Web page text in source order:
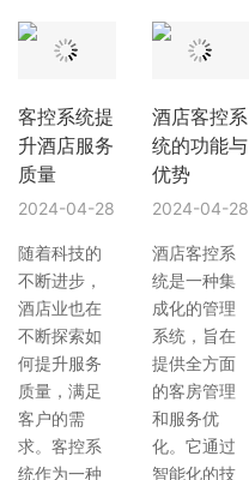
客控系统提
升酒店服务
质量
2024-04-28
随着科技的
不断进步，
酒店业也在
不断探索如
何提升服务
质量，满足
客户的需
求。客控系
统作为一种
酒店客控系
统的功能与
优势
2024-04-28
酒店客控系
统是一种集
成化的管理
系统，旨在
提供全方面
的客房管理
和服务优
化。它通过
智能化的技